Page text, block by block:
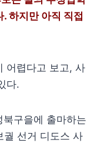
하지만 아직 직접
어렵다고 보고, 사
다.
구을에 출마하는
궐 선거 디도스 사